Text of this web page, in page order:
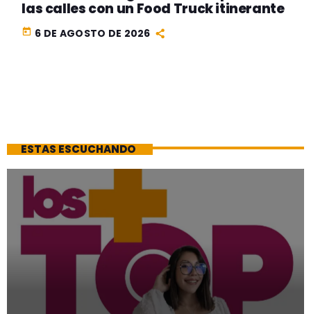
las calles con un Food Truck itinerante
today 6 DE AGOSTO DE 2026
ESTAS ESCUCHANDO